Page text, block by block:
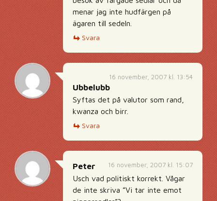
menar jag inte hudfärgen på
ägaren till sedeln.
Svara
16 november, 2007 kl. 13:54
Ubbelubb
Syftas det på valutor som rand,
kwanza och birr.
Svara
16 november, 2007 kl. 15:07
Peter
Usch vad politiskt korrekt. Vågar
de inte skriva ”Vi tar inte emot